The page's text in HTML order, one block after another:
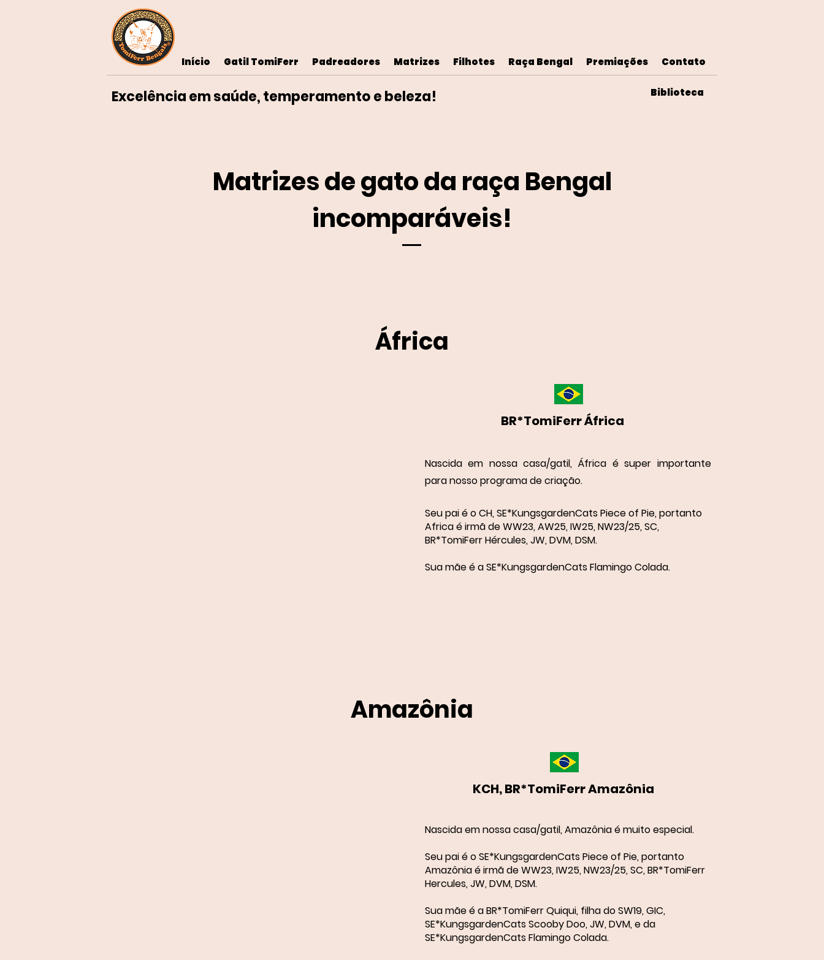
Início Gatil TomiFerr Padreadores Matrizes Filhotes Raça Bengal Premiações Contato
Excelência em saúde, temperamento e beleza! Biblioteca
Matrizes de gato da raça Bengal
incomparáveis!
BR*TomiFerr África
Nascida em nossa casa/gatil, África é super importante
para nosso programa de criação.
Seu pai é o CH, SE*KungsgardenCats Piece of Pie, portanto
Africa é irmã de WW23, AW25, IW25, NW23/25, SC,
BR*TomiFerr Hércules, JW, DVM, DSM.
Sua mãe é a SE*KungsgardenCats Flamingo Colada.
África
KCH, BR*TomiFerr Amazônia
Nascida em nossa casa/gatil, Amazônia é muito especial.
Seu pai é o SE*KungsgardenCats Piece of Pie, portanto
Amazônia é irmã de WW23, IW25, NW23/25, SC, BR*TomiFerr
Hercules, JW, DVM, DSM.
Sua mãe é a BR*TomiFerr Quiqui, filha do SW19, GIC,
SE*KungsgardenCats Scooby Doo, JW, DVM, e da
SE*KungsgardenCats Flamingo Colada.
Amazônia